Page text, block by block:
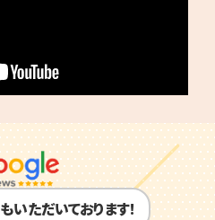
もいただいております!